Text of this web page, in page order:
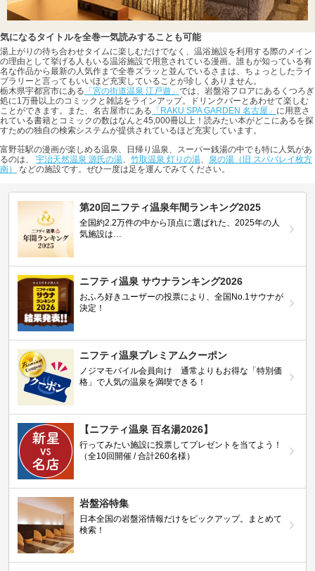
気になるタイトルを全巻一気読みすることも可能
湯上がりの待ち合わせタイムに楽しむだけでなく、温浴施設を利用する際のメイン
の理由として挙げる人もいる温浴施設で用意されている漫画。誰もが知っている有
名な作品から最新の人気作まで全巻ズラッと並んでいるさまは、ちょっとしたライ
ブラリーと言ってもいいほど充実していることが珍しくありません。
栃木県宇都宮市にある 「宮の街道温泉 江戸遊」 では、岩盤浴フロアにあるくつろぎ
処に1万冊以上のコミックと雑誌をラインアップ。ドリンクバーとあわせて楽しむ
ことができます。また、名古屋市にある 「RAKU SPA GARDEN 名古屋」 に用意さ
れている書籍とコミックの数はなんと45,000冊以上！読みたい本がどこにあるを探
すための独自の検索システムが提供されているほど充実しています。
富野荘駅の漫画が楽しめる温泉、日帰り温泉、スーパー銭湯の中でも特に人気があ
るのは、 宇治天然温泉 源氏の湯、 竹取温泉 灯りの湯、 泉の湯（旧 スパバレイ枚方
南）
などの施設です。ぜひ一度は足を運んでみてください。
第20回ニフティ温泉年間ランキング2025
全国約2.2万件の中から頂点に選ばれた、2025年の人
気施設は…
ニフティ温泉 サウナランキング2026
おふろ好きユーザーの投票により、全国No.1サウナが
決定！
ニフティ温泉プレミアムクーポン
ノジマモバイル会員向け 通常よりもお得な「特別価
格」で人気の温泉を満喫できる！
【ニフティ温泉 百名湯2026】
行ってみたい施設に投票してプレゼントを当てよう！
（全10回開催 / 合計260名様）
岩盤浴特集
日本全国の岩盤浴情報だけをピックアップ。まとめて
検索！